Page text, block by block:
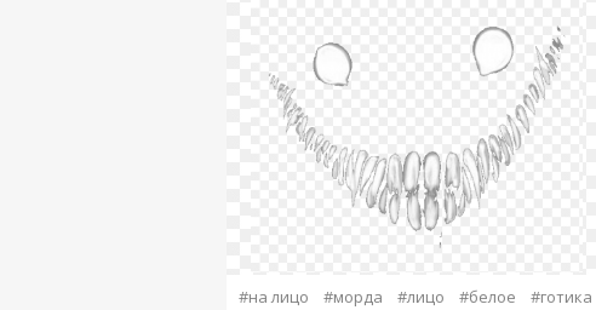
#на лицо #морда #лицо #белое #готика